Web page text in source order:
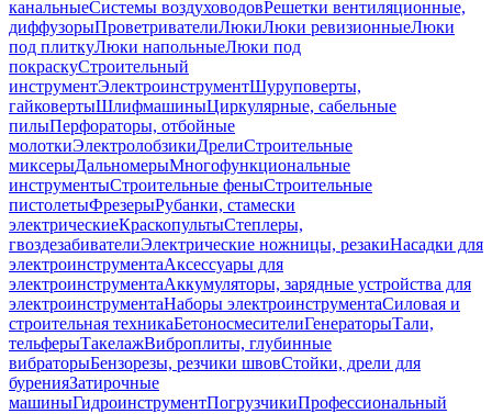
канальныеСистемы воздуховодовРешетки вентиляционные,
диффузорыПроветривателиЛюкиЛюки ревизионныеЛюки
под плиткуЛюки напольныеЛюки под
покраскуСтроительный
инструментЭлектроинструментШуруповерты,
гайковертыШлифмашиныЦиркулярные, сабельные
пилыПерфораторы, отбойные
молоткиЭлектролобзикиДрелиСтроительные
миксерыДальномерыМногофункциональные
инструментыСтроительные феныСтроительные
пистолетыФрезерыРубанки, стамески
электрическиеКраскопультыСтеплеры,
гвоздезабивателиЭлектрические ножницы, резакиНасадки для
электроинструментаАксессуары для
электроинструментаАккумуляторы, зарядные устройства для
электроинструментаНаборы электроинструментаСиловая и
строительная техникаБетоносмесителиГенераторыТали,
тельферыТакелажВиброплиты, глубинные
вибраторыБензорезы, резчики швовСтойки, дрели для
буренияЗатирочные
машиныГидроинструментПогрузчикиПрофессиональный